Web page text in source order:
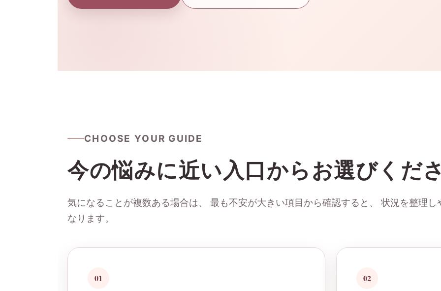
CHOOSE YOUR GUIDE
今の悩みに近い入口からお選びくだ
気になることが複数ある場合は、 最も不安が大きい項目から確認すると、 状況を整理し
なります。
01 02